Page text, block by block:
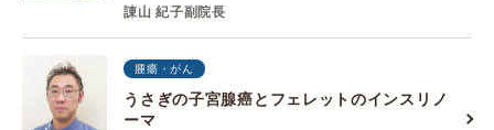
諌山 紀子副院長
腫瘍・がん
うさぎの子宮腺癌とフェレットのインスリノ
ーマ